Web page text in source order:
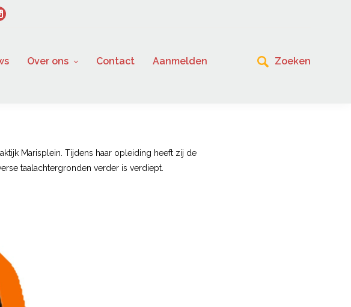
Over ons Contact Aanmelden
Marisplein. Tijdens haar opleiding heeft zij de
taalachtergronden verder is verdiept.